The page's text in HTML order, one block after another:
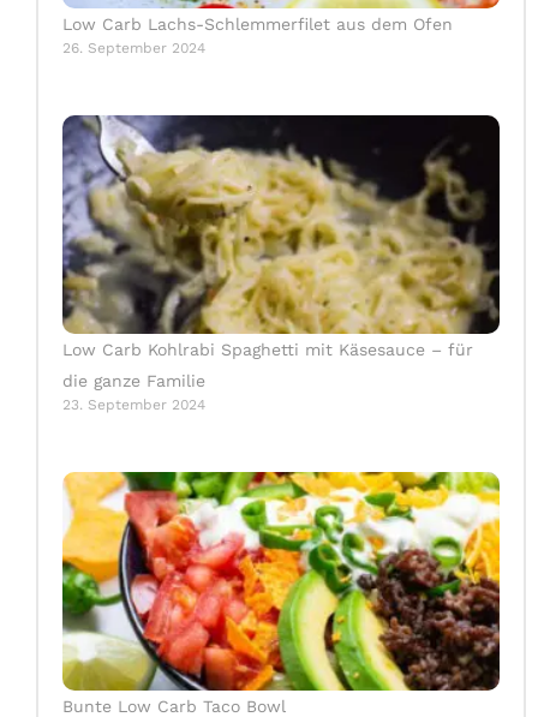
Low Carb Lachs-Schlemmerfilet aus dem Ofen
26. September 2024
Low Carb Kohlrabi Spaghetti mit Käsesauce – für
die ganze Familie
23. September 2024
Bunte Low Carb Taco Bowl